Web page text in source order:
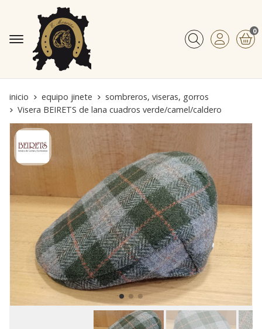
Buscar
0
inicio equipo jinete
sombreros, viseras, gorros
Visera BEIRETS de lana cuadros verde/camel/caldero